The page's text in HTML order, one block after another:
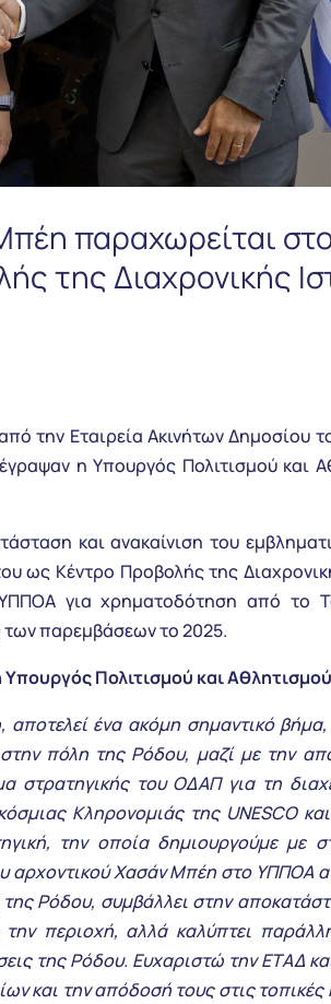
παραχωρείται
της Διαχρονικής
την Εταιρεία Ακινήτων Δημοσίου
η Υπουργός Πολιτισμού και
και ανακαίνιση του
ως Κέντρο Προβολής της
για χρηματοδότηση από το
παρεμβάσεων το 2025.
Υπουργός Πολιτισμού και
ένα ακόμη σημαντικό
πόλη της Ρόδου, μαζί με την
στρατηγικής του ΟΔΑΠ για τη
Κληρονομιάς της UNESCO
την οποία δημιουργούμε με
Χασάν Μπέη στο ΥΠΠΟΑ
Ρόδου, συμβάλλει στην
την περιοχή, αλλά καλύπτει
της Ρόδου. Ευχαριστώ την ΕΤΑΔ
και την απόδοσή τους στις